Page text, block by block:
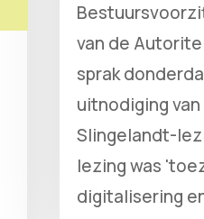
van de
sprak
uitnodiging van
Slingelandt-
lezing was
digitalisering